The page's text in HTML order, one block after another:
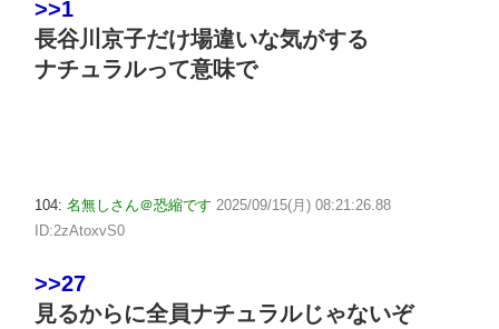
>>1
長谷川京子だけ場違いな気がする
ナチュラルって意味で
104: 名無しさん＠恐縮です 2025/09/15(月) 08:21:26.88
ID:2zAtoxvS0
>>27
見るからに全員ナチュラルじゃないぞ